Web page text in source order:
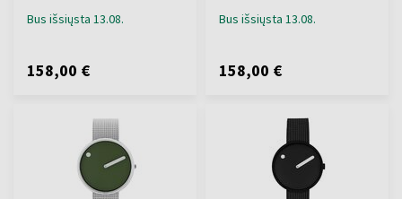
Bus išsiųsta 13.08.
158,00 €
Bus išsiųsta 13.08.
158,00 €